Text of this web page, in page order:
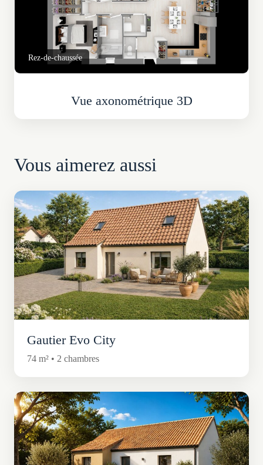
Rez-de-chaussée
Vue axonométrique 3D
Vous aimerez aussi
Gautier Evo City
74 m² • 2 chambres